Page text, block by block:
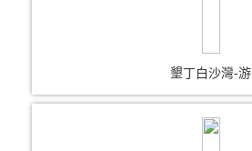
墾丁白沙灣-游